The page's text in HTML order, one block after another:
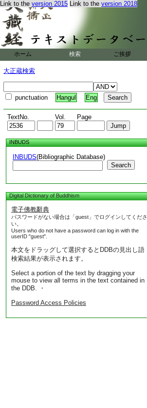
Link to the version 2015 Link to the version 2018
ホーム 検索 ご挨拶
大正蔵検索
punctuation Hangul Eng
TextNo. Vol. Page
INBUDS
INBUDS(Bibliographic Database)
Search
Digital Dictionary of Buddhism
電子佛教辭典
パスワードがない場合は「guest」でログインしてくださ
い。
Users who do not have a password can log in with the
userID "guest".
本文をドラッグして選択するとDDBの見出し語
検索結果が表示されます。
Select a portion of the text by dragging your
mouse to view all terms in the text contained in
the DDB. ・
Password Access Policies